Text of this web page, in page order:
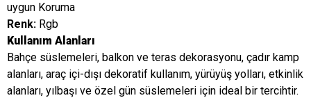
uygun Koruma
Renk: Rgb
Kullanım Alanları
Bahçe süslemeleri, balkon ve teras dekorasyonu, çadır kamp
alanları, araç içi-dışı dekoratif kullanım, yürüyüş yolları, etkinlik
alanları, yılbaşı ve özel gün süslemeleri için ideal bir tercihtir.